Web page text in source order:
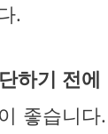
.
하기 전
좋습니다